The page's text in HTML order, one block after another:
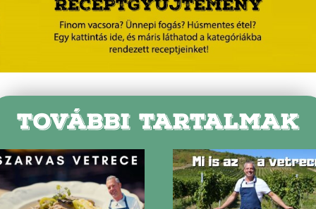
TOVÁBBI TARTALMAK